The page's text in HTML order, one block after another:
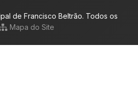
de Francisco Beltrão. Todos os
Mapa do Site